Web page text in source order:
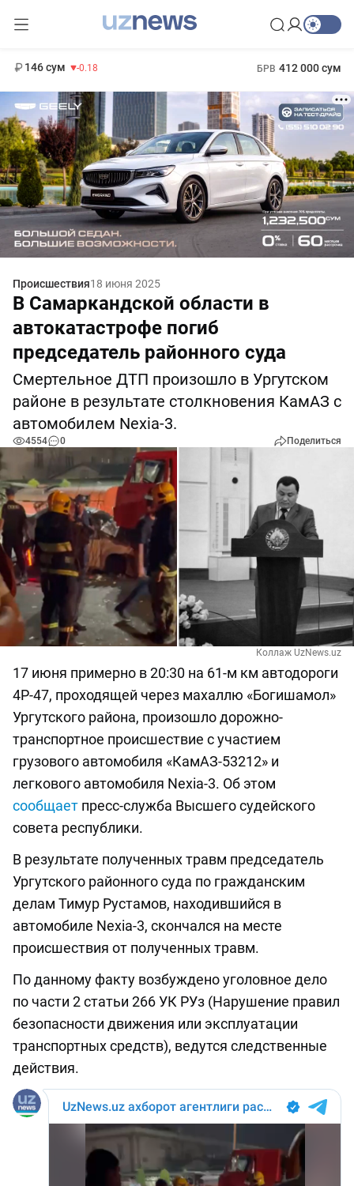
146 сум -0.18 БРВ 412 000 сум
Происшествия18 июня 2025
В Самаркандской области в
автокатастрофе погиб
председатель районного суда
Смертельное ДТП произошло в Ургутском
районе в результате столкновения КамАЗ с
автомобилем Nexia-3.
4554 0 Поделиться
Коллаж UzNews.uz
17 июня примерно в 20:30 на 61-м км автодороги
4Р-47, проходящей через махаллю «Богишамол»
Ургутского района, произошло дорожно-
транспортное происшествие с участием
грузового автомобиля «КамАЗ-53212» и
легкового автомобиля Nexia-3. Об этом
сообщает пресс-служба Высшего судейского
совета республики.
В результате полученных травм председатель
Ургутского районного суда по гражданским
делам Тимур Рустамов, находившийся в
автомобиле Nexia-3, скончался на месте
происшествия от полученных травм.
По данному факту возбуждено уголовное дело
по части 2 статьи 266 УК РУз (Нарушение правил
безопасности движения или эксплуатации
транспортных средств), ведутся следственные
действия.